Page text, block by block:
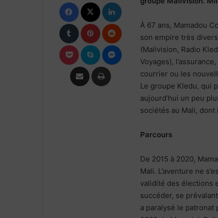
À 67 ans, Mamadou
son empire très
(Malivision, Radio
Voyages),
courrier ou les
Le groupe Kledu, qui
aujourd’hui un peu
sociétés au Mali, dont
Parcours
De 2015 à 2020,
Mali. L’aventure ne
validité des élections
succéder, se
a paralysé le patronat
Facebook Linkedin
Tumblr Pinterest
Pocket Skype Messenger
Partager par email Imprimer